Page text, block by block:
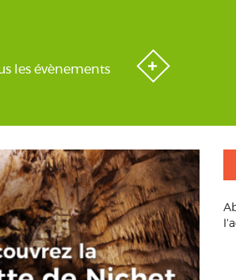
les évènements